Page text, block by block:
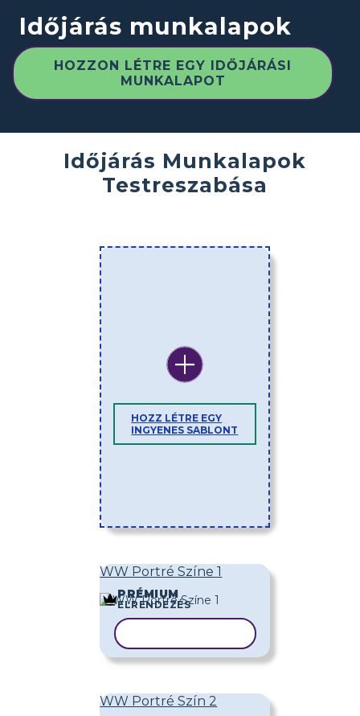
Időjárás munkalapok
HOZZON LÉTRE EGY IDŐJÁRÁSI
MUNKALAPOT
Időjárás Munkalapok
Testreszabása
HOZZ LÉTRE EGY
INGYENES SABLONT
WW Portré Színe 1
PRÉMIUM
ELRENDEZÉS
WW Portré Szín 2